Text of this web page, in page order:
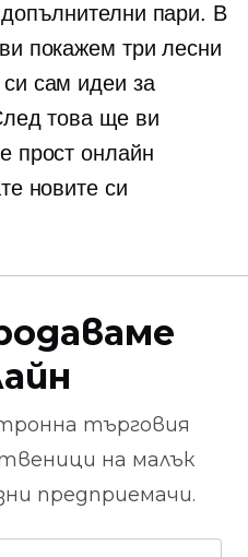
пари. В
покажем три лесни
сам идеи за
това ще ви
прост онлайн
новите си
търговия
на малък
предприемачи.